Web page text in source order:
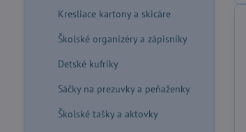
Kresliace kartony a skicáre
Školské organizéry a zápisníky
Detské kufríky
Sáčky na prezuvky a peňaženky
Školské tašky a aktovky